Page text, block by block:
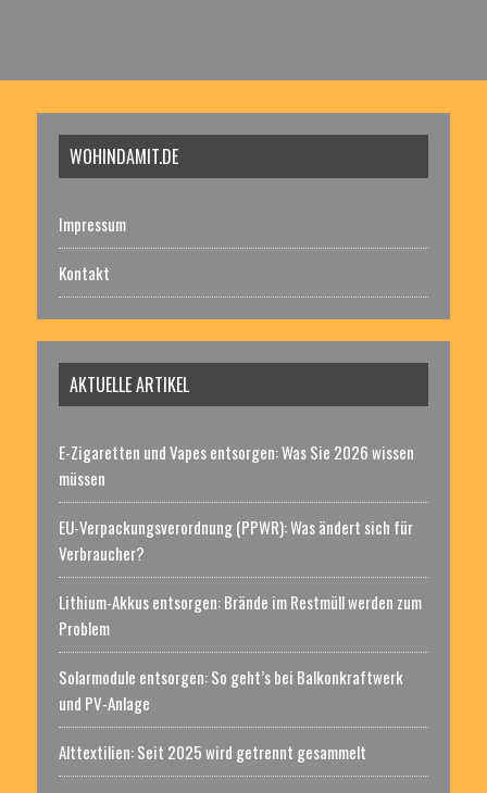
WOHINDAMIT.DE
Impressum
Kontakt
AKTUELLE ARTIKEL
E-Zigaretten und Vapes entsorgen: Was Sie 2026 wissen
müssen
EU-Verpackungsverordnung (PPWR): Was ändert sich für
Verbraucher?
Lithium-Akkus entsorgen: Brände im Restmüll werden zum
Problem
Solarmodule entsorgen: So geht’s bei Balkonkraftwerk
und PV-Anlage
Alttextilien: Seit 2025 wird getrennt gesammelt